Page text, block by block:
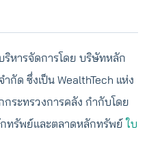
หารจัดการโดย บริษัทหลัก
กัด ซึ่งเป็น WealthTech แห่ง
ระทรวงการคลัง กำกับโดย
ทรัพย์และตลาดหลักทรัพย์ ใบ